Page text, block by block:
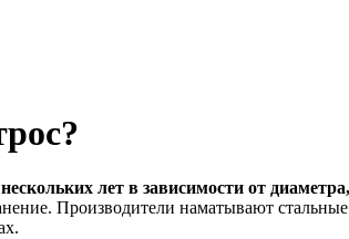
лет в зависимости от
Производители наматывают